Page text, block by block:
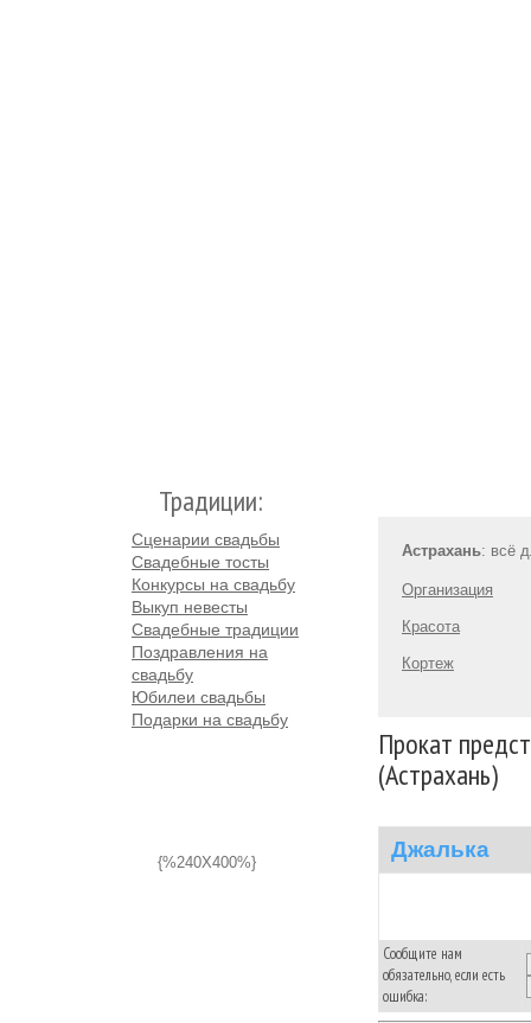
Традиции:
Сценарии свадьбы
Свадебные тосты
Конкурсы на свадьбу
Выкуп невесты
Свадебные традиции
Поздравления на
свадьбу
Юбилеи свадьбы
Подарки на свадьбу
{%240X400%}
Астрахань: всё
Организация
Красота
Кортеж
Прокат
(Астрахань)
Джалька
Сообщите нам
обязательно, если есть
ошибка: